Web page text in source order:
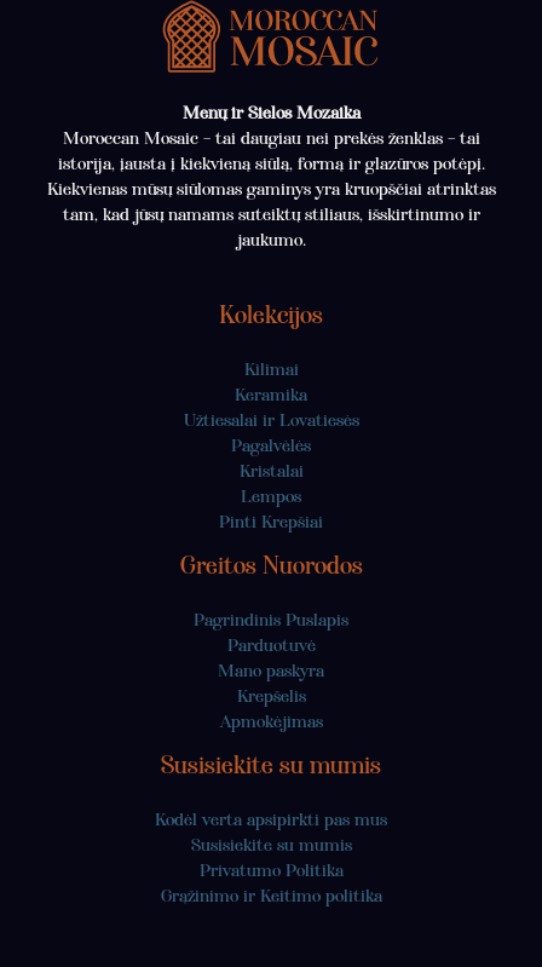
Menų ir Sielos Mozaika
Moroccan Mosaic – tai daugiau nei prekės ženklas – tai
istorija, įausta į kiekvieną siūlą, formą ir glazūros potėpį.
Kiekvienas mūsų siūlomas gaminys yra kruopščiai atrinktas
tam, kad jūsų namams suteiktų stiliaus, išskirtinumo ir
jaukumo.
Kolekcijos
Kilimai
Keramika
Užtiesalai ir Lovatiesės
Pagalvėlės
Kristalai
Lempos
Pinti Krepšiai
Greitos Nuorodos
Pagrindinis Puslapis
Parduotuvė
Mano paskyra
Krepšelis
Apmokėjimas
Susisiekite su mumis
Kodėl verta apsipirkti pas mus
Susisiekite su mumis
Privatumo Politika
Grąžinimo ir Keitimo politika